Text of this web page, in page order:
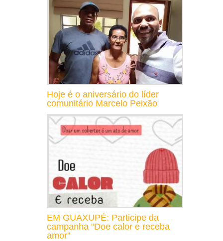
Hoje é o aniversário do líder
comunitário Marcelo Peixão
EM GUAXUPÉ: Participe da
campanha "Doe calor e receba
amor"